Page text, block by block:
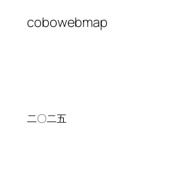
cobowebmap
二〇二五